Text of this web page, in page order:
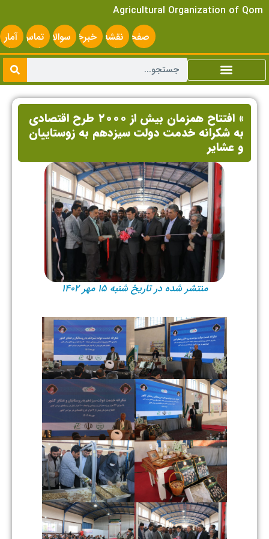
Agricultural Organization of Qom
صفحه
اصلی
نقشه
سایت
خبرخوانسوالات
متداول
تماس
با ما
آمار
» افتتاح همزمان بیش از ۲۰۰۰ طرح اقتصادی
به شکرانه خدمت دولت سیزدهم به زوستاییان
و عشایر
منتشر شده در تاریخ شنبه ۱۵ مهر ۱۴۰۲